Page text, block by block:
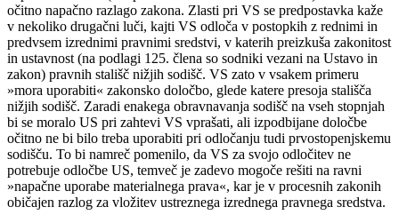
očitno napačno razlago zakona. Zlasti pri VS se predpostavka kaže
v nekoliko drugačni luči, kajti VS odloča v postopkih z rednimi in
predvsem izrednimi pravnimi sredstvi, v katerih preizkuša zakonitost
in ustavnost (na podlagi 125. člena so sodniki vezani na Ustavo in
zakon) pravnih stališč nižjih sodišč. VS zato v vsakem primeru
»mora uporabiti« zakonsko določbo, glede katere presoja stališča
nižjih sodišč. Zaradi enakega obravnavanja sodišč na vseh stopnjah
bi se moralo US pri zahtevi VS vprašati, ali izpodbijane določbe
očitno ne bi bilo treba uporabiti pri odločanju tudi prvostopenjskemu
sodišču. To bi namreč pomenilo, da VS za svojo odločitev ne
potrebuje odločbe US, temveč je zadevo mogoče rešiti na ravni
»napačne uporabe materialnega prava«, kar je v procesnih zakonih
običajen razlog za vložitev ustreznega izrednega pravnega sredstva.